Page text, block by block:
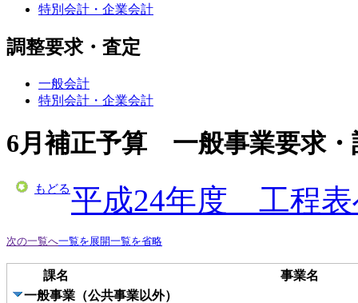
特別会計・企業会計
調整要求・査定
一般会計
特別会計・企業会計
6月補正予算 一般事業要求・
もどる平成24年度 工程表
次の一覧へ一覧を展開一覧を省略
課名
事業名
一般事業（公共事業以外）